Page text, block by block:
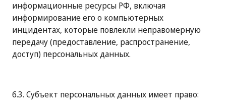
информационные ресурсы РФ, включая
информирование его о компьютерных
инцидентах, которые повлекли неправомерную
передачу (предоставление, распространение,
доступ) персональных данных.
6.3. Субъект персональных данных имеет право: